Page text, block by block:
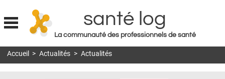
Jump to navigation
santé log
La communauté des professionnels de santé
MON COMPTE
Accueil > Actualités > Actualités